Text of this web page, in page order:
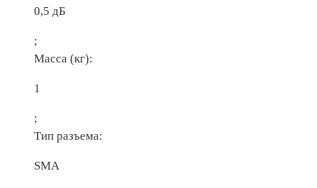
0,5 дБ
;
Масса (кг):
1
;
Тип разъема:
SMA